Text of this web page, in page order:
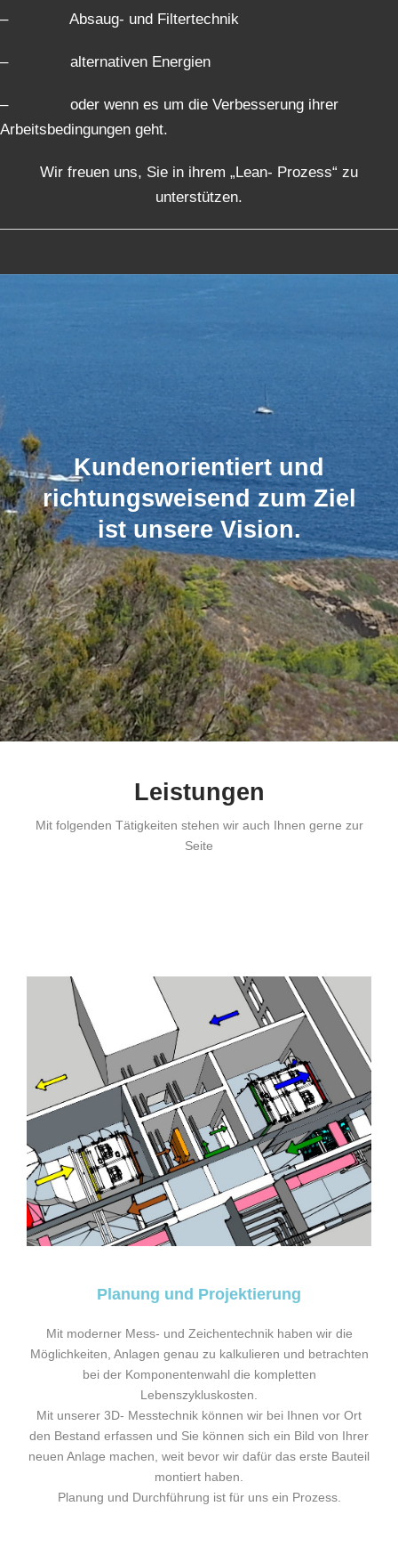
– Absaug- und Filtertechnik
– alternativen Energien
– oder wenn es um die Verbesserung ihrer
Arbeitsbedingungen geht.
Wir freuen uns, Sie in ihrem „Lean- Prozess“ zu
unterstützen.
Kundenorientiert und
richtungsweisend zum Ziel
ist unsere Vision.
Leistungen
Mit folgenden Tätigkeiten stehen wir auch Ihnen gerne zur
Seite
Planung und Projektierung
Mit moderner Mess- und Zeichentechnik haben wir die
Möglichkeiten, Anlagen genau zu kalkulieren und betrachten
bei der Komponentenwahl die kompletten
Lebenszykluskosten.
Mit unserer 3D- Messtechnik können wir bei Ihnen vor Ort
den Bestand erfassen und Sie können sich ein Bild von Ihrer
neuen Anlage machen, weit bevor wir dafür das erste Bauteil
montiert haben.
Planung und Durchführung ist für uns ein Prozess.